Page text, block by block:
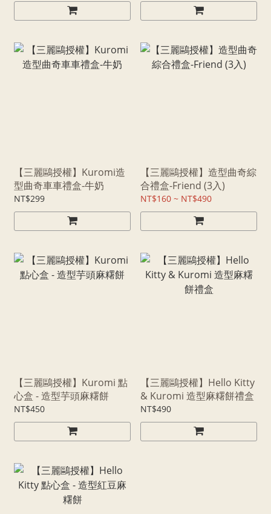
【三麗鷗授權】Kuromi造
型曲奇車車禮盒-牛奶
NT$299
【三麗鷗授權】造型曲奇綜
合禮盒-Friend (3入)
NT$160 ~ NT$490
【三麗鷗授權】Kuromi 點
心盒 - 造型芋頭麻糬餅
NT$450
【三麗鷗授權】Hello Kitty
& Kuromi 造型麻糬餅禮盒
NT$490